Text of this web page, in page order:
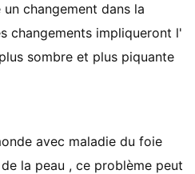
changement dans la
changements impliqueront l'
sombre et plus piquante
avec maladie du foie
la peau , ce problème peut